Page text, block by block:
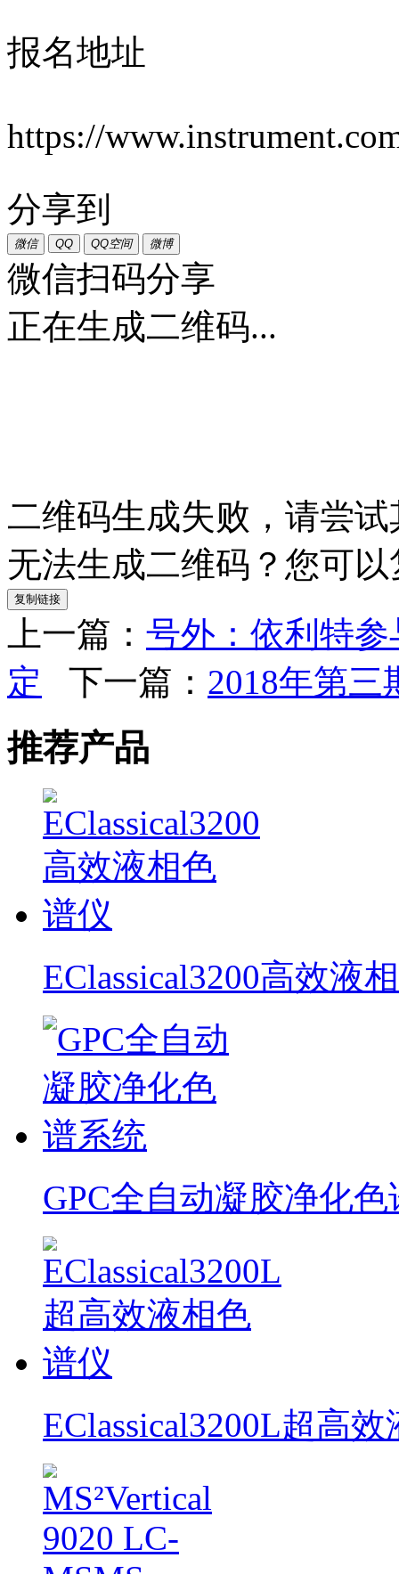
报名地址
https://
分享到
微信 QQ QQ空间 微博
微信扫码分享
正在生成二维码...
二维码生成失败，请尝
无法生成二维码？您可
复制链接
上一篇： 号外：依利特
定 下一篇： 2018年第三
推荐产品
EClassical3200高效液
GPC全自动凝胶净化
EClassical3200L超高